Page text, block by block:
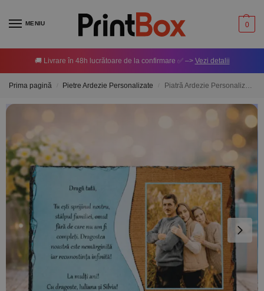
MENIU 0
🚚 Livrare în 48h lucrătoare de la confirmare ✅ –> Vezi detalii
Prima pagină Pietre Ardezie Personalizate Piatră Ardezie Personalizată cu o poză și mesaj pentru Tata